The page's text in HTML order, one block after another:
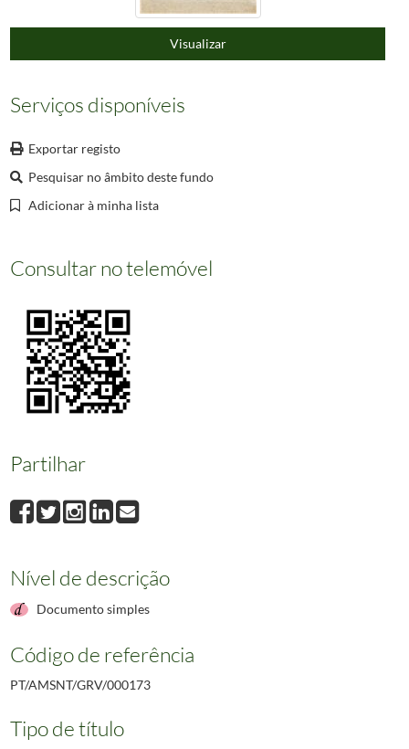
Distant View of the Penna Convent [Material gráfico] / William Hickling
000177Cintra-ascent to the Penha Convent
Visualizar
Serviços disponíveis
Exportar registo
Pesquisar no âmbito deste fundo
Adicionar à minha lista
Consultar no telemóvel
Partilhar
Nível de descrição
Documento simples
Código de referência
PT/AMSNT/GRV/000173
Tipo de título